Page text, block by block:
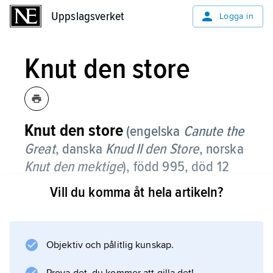
Uppslagsverket Logga in
Knut den store
Knut den store (engelska Canute the
Great, danska KnudIIden Store, norska
Knut den mektige), född 995, död 12
november 1035, kung av England från
1016, av Danmark från 1018 och av
ochGunhild .
Knut den store deltog som ung i erövringen
Vill du komma åt hela artikeln?
Objektiv och pålitlig kunskap.